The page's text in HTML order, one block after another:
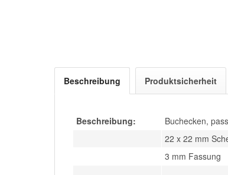
Beschreibung Produktsicherheit
Beschreibung:
Buchecken,
22 x 22 mm
3 mm Fassung